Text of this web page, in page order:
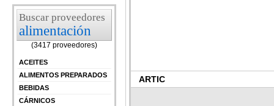
Buscar proveedores
alimentación
(3417 proveedores)
ACEITES
ALIMENTOS PREPARADOS
BEBIDAS
CÁRNICOS
ARTIC